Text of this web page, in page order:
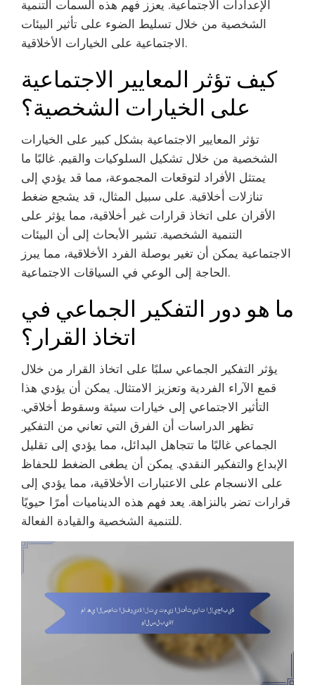
الإعدادات الاجتماعية. يعزز فهم هذه السمات التنمية
الشخصية من خلال تسليط الضوء على تأثير البيئات
الاجتماعية على الخيارات الأخلاقية.
كيف تؤثر المعايير الاجتماعية
على الخيارات الشخصية؟
تؤثر المعايير الاجتماعية بشكل كبير على الخيارات
الشخصية من خلال تشكيل السلوكيات والقيم. غالبًا ما
يمتثل الأفراد لتوقعات المجموعة، مما قد يؤدي إلى
تنازلات أخلاقية. على سبيل المثال، قد يشجع ضغط
الأقران على اتخاذ قرارات غير أخلاقية، مما يؤثر على
التنمية الشخصية. تشير الأبحاث إلى أن البيئات
الاجتماعية يمكن أن تغير بوصلة الفرد الأخلاقية، مما يبرز
الحاجة إلى الوعي في السياقات الاجتماعية.
ما هو دور التفكير الجماعي في
اتخاذ القرار؟
يؤثر التفكير الجماعي سلبًا على اتخاذ القرار من خلال
قمع الآراء الفردية وتعزيز الامتثال. يمكن أن يؤدي هذا
التأثير الاجتماعي إلى خيارات سيئة وسقوط أخلاقي.
تظهر الدراسات أن الفرق التي تعاني من التفكير
الجماعي غالبًا ما تتجاهل البدائل، مما يؤدي إلى تقليل
الإبداع والتفكير النقدي. يمكن أن يطغى الضغط للحفاظ
على الانسجام على الاعتبارات الأخلاقية، مما يؤدي إلى
قرارات تضر بالنزاهة. يعد فهم هذه الديناميات أمرًا حيويًا
للتنمية الشخصية والقيادة الفعالة.